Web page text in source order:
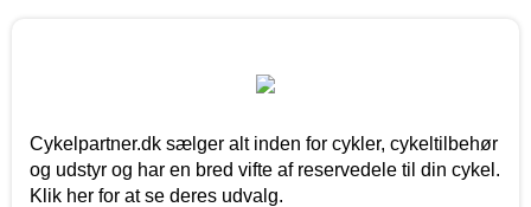
Cykelpartner.dk sælger alt inden for cykler, cykeltilbehør
og udstyr og har en bred vifte af reservedele til din cykel.
Klik her for at se deres udvalg.